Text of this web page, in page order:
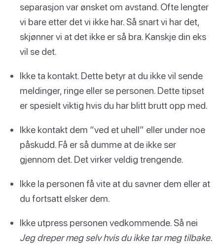
separasjon var ønsket om avstand. Ofte lengter
vi bare etter det vi ikke har. Så snart vi har det,
skjønner vi at det ikke er så bra. Kanskje din eks
vil se det.
Ikke ta kontakt. Dette betyr at du ikke vil sende
meldinger, ringe eller se personen. Dette tipset
er spesielt viktig hvis du har blitt brutt opp med.
Ikke kontakt dem “ved et uhell” eller under noe
påskudd. Få er så dumme at de ikke ser
gjennom det. Det virker veldig trengende.
Ikke la personen få vite at du savner dem eller at
du fortsatt elsker dem.
Ikke utpress personen vedkommende. Så nei
Jeg dreper meg selv hvis du ikke tar meg tilbake.